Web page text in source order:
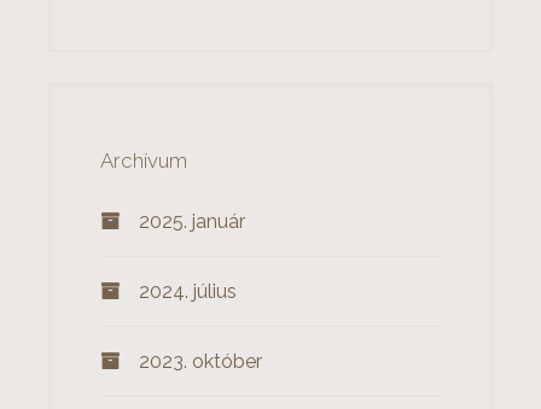
Archívum
2025. január
2024. július
2023. október